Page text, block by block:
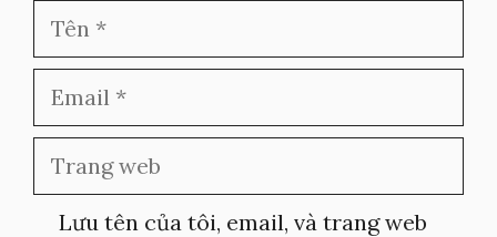
Tên
Email
Trang
Lưu tên của tôi, email, và trang web